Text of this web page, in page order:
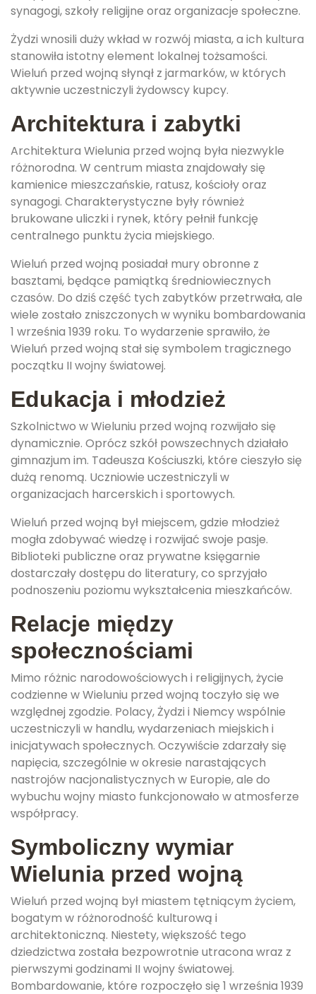
synagogi, szkoły religijne oraz organizacje społeczne.
Żydzi wnosili duży wkład w rozwój miasta, a ich kultura
stanowiła istotny element lokalnej tożsamości.
Wieluń przed wojną słynął z jarmarków, w których
aktywnie uczestniczyli żydowscy kupcy.
Architektura i zabytki
Architektura Wielunia przed wojną była niezwykle
różnorodna. W centrum miasta znajdowały się
kamienice mieszczańskie, ratusz, kościoły oraz
synagogi. Charakterystyczne były również
brukowane uliczki i rynek, który pełnił funkcję
centralnego punktu życia miejskiego.
Wieluń przed wojną posiadał mury obronne z
basztami, będące pamiątką średniowiecznych
czasów. Do dziś część tych zabytków przetrwała, ale
wiele zostało zniszczonych w wyniku bombardowania
1 września 1939 roku. To wydarzenie sprawiło, że
Wieluń przed wojną stał się symbolem tragicznego
początku II wojny światowej.
Edukacja i młodzież
Szkolnictwo w Wieluniu przed wojną rozwijało się
dynamicznie. Oprócz szkół powszechnych działało
gimnazjum im. Tadeusza Kościuszki, które cieszyło się
dużą renomą. Uczniowie uczestniczyli w
organizacjach harcerskich i sportowych.
Wieluń przed wojną był miejscem, gdzie młodzież
mogła zdobywać wiedzę i rozwijać swoje pasje.
Biblioteki publiczne oraz prywatne księgarnie
dostarczały dostępu do literatury, co sprzyjało
podnoszeniu poziomu wykształcenia mieszkańców.
Relacje między
społecznościami
Mimo różnic narodowościowych i religijnych, życie
codzienne w Wieluniu przed wojną toczyło się we
względnej zgodzie. Polacy, Żydzi i Niemcy wspólnie
uczestniczyli w handlu, wydarzeniach miejskich i
inicjatywach społecznych. Oczywiście zdarzały się
napięcia, szczególnie w okresie narastających
nastrojów nacjonalistycznych w Europie, ale do
wybuchu wojny miasto funkcjonowało w atmosferze
współpracy.
Symboliczny wymiar
Wielunia przed wojną
Wieluń przed wojną był miastem tętniącym życiem,
bogatym w różnorodność kulturową i
architektoniczną. Niestety, większość tego
dziedzictwa została bezpowrotnie utracona wraz z
pierwszymi godzinami II wojny światowej.
Bombardowanie, które rozpoczęło się 1 września 1939